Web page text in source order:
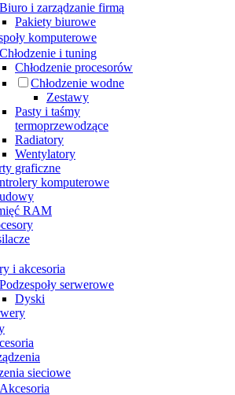
Biuro i zarządzanie firmą
Pakiety biurowe
komputerowe
Chłodzenie i tuning
Chłodzenie procesorów
Chłodzenie wodne
Zestawy
Pasty i taśmy
termoprzewodzące
Radiatory
Wentylatory
graficzne
komputerowe
RAM
i akcesoria
Podzespoły serwerowe
Dyski
sieciowe
Akcesoria